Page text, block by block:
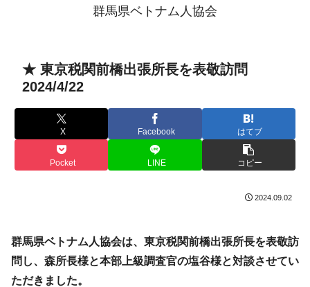
群馬県ベトナム人協会
★ 東京税関前橋出張所長を表敬訪問
2024/4/22
X Facebook はてブ
Pocket LINE コピー
2024.09.02
群馬県ベトナム人協会は、東京税関前橋出張所長を表敬訪
問し、森所長様と本部上級調査官の塩谷様と対談させてい
ただきました。